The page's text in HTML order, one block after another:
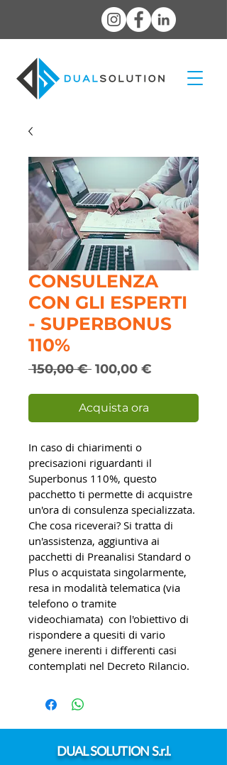
CONSULENZA
CON GLI ESPERTI
- SUPERBONUS
110%
150,00 € Prezzo
100,00 €
Acquista ora
In caso di chiarimenti o
precisazioni riguardanti il
Superbonus 110%, questo
pacchetto ti permette di acquistre
un'ora di consulenza specializzata.
Che cosa riceverai? Si tratta di
un'assistenza, aggiuntiva ai
pacchetti di Preanalisi Standard o
Plus o acquistata singolarmente,
resa in modalità telematica (via
telefono o tramite
videochiamata)  con l'obiettivo di
rispondere a quesiti di vario
genere inerenti i differenti casi
contemplati nel Decreto Rilancio.
DUALSOLUTION S.r.l.